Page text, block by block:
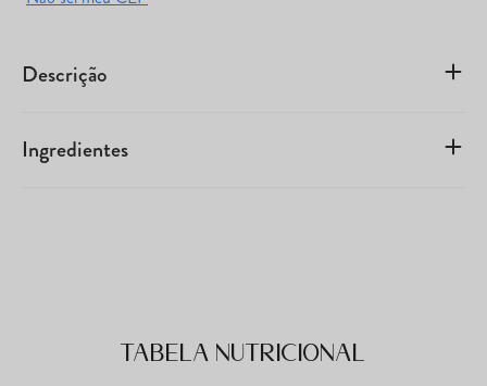
Descrição
Ingredientes
Tabela Nutricional